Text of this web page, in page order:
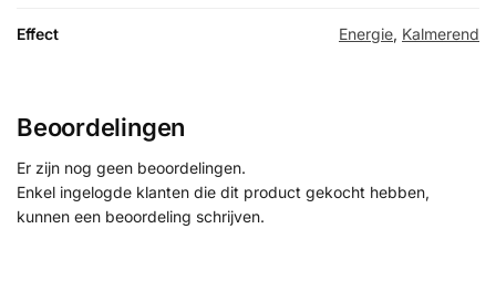
Effect Energie, Kalmerend
Beoordelingen
Er zijn nog geen beoordelingen.
Enkel ingelogde klanten die dit product gekocht hebben,
kunnen een beoordeling schrijven.